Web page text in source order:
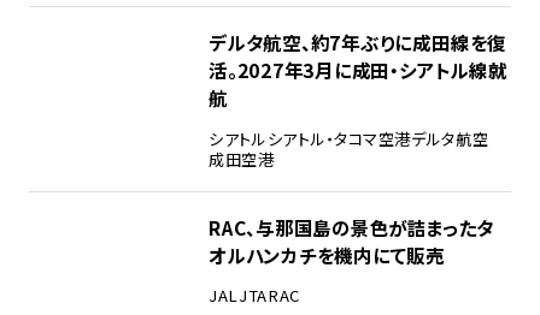
デルタ航空、約7年ぶりに成田線を復
活。2027年3月に成田・シアトル線就
航
シアトルシアトル・タコマ空港デルタ航空
成田空港
RAC、与那国島の景色が詰まったタ
オルハンカチを機内にて販売
JALJTARAC